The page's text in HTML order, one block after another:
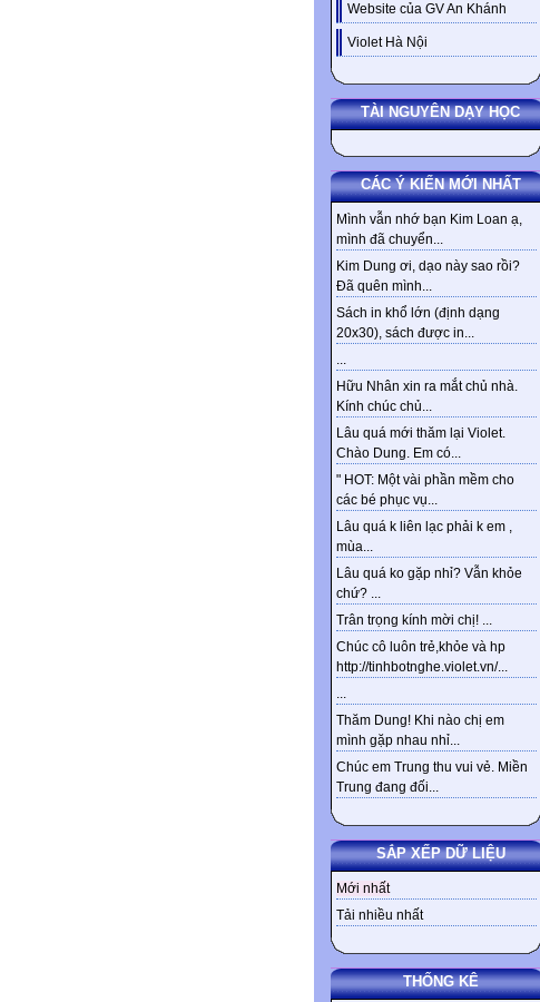
Website của GV An Khánh
Violet Hà Nội
TÀI NGUYÊN DẠY HỌC
CÁC Ý KIẾN MỚI NHẤT
Mình vẫn nhớ bạn Kim Loan ạ,
mình đã chuyển...
Kim Dung ơi, dạo này sao rồi?
Đã quên mình...
Sách in khổ lớn (định dạng
20x30), sách được in...
...
Hữu Nhân xin ra mắt chủ nhà.
Kính chúc chủ...
Lâu quá mới thăm lại Violet.
Chào Dung. Em có...
" HOT: Một vài phần mềm cho
các bé phục vụ...
Lâu quá k liên lạc phải k em ,
mùa...
Lâu quá ko gặp nhỉ? Vẫn khỏe
chứ? ...
Trân trọng kính mời chị! ...
Chúc cô luôn trẻ,khỏe và hp
http://tinhbotnghe.violet.vn/...
...
Thăm Dung! Khi nào chị em
mình gặp nhau nhỉ...
Chúc em Trung thu vui vẻ. Miền
Trung đang đối...
SẮP XẾP DỮ LIỆU
Mới nhất
Tải nhiều nhất
THỐNG KÊ